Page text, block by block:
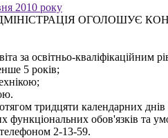
2010 року
ОГОЛОШУЄ КОНКУРС на
за освітньо-кваліфікаційним
5 років;
тридцяти календарних
обов'язків та
телефоном 2-13-59.